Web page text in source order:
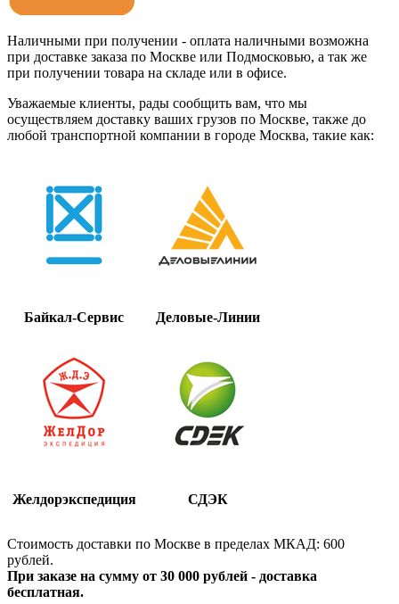
Наличными при получении - оплата наличными возможна
при доставке заказа по Москве или Подмосковью, а так же
при получении товара на складе или в офисе.
Уважаемые клиенты, рады сообщить вам, что мы
осуществляем доставку ваших грузов по Москве, также до
любой транспортной компании в городе Москва, такие как:
Байкал-Сервис Деловые-Линии
Желдорэкспедиция СДЭК
Стоимость доставки по Москве в пределах МКАД: 600
рублей.
При заказе на сумму от 30 000 рублей - доставка
бесплатная.